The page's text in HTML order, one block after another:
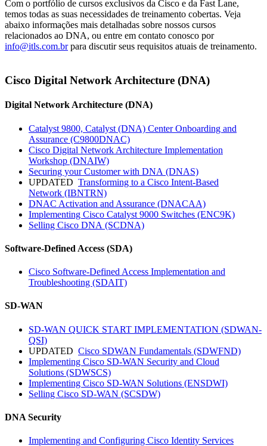
Com o portfólio de cursos exclusivos da Cisco e da Fast Lane,
temos todas as suas necessidades de treinamento cobertas. Veja
abaixo informações mais detalhadas sobre nossos cursos
relacionados ao DNA, ou entre em contato conosco por
info@itls.com.brpara discutir seus requisitos atuais de treinamento.
Cisco Digital Network Architecture (DNA)
Digital Network Architecture (DNA)
Catalyst 9800, Catalyst (DNA) Center Onboarding and
Assurance (C9800DNAC)
Cisco Digital Network Architecture Implementation
Workshop (DNAIW)
Securing your Customer with DNA (DNAS)
UPDATED Transforming to a Cisco Intent-Based
Network (IBNTRN)
DNAC Activation and Assurance (DNACAA)
Implementing Cisco Catalyst 9000 Switches (ENC9K)
Selling Cisco DNA (SCDNA)
Software-Defined Access (SDA)
Cisco Software-Defined Access Implementation and
Troubleshooting (SDAIT)
SD-WAN
SD-WAN QUICK START IMPLEMENTATION (SDWAN-
QSI)
UPDATED Cisco SDWAN Fundamentals (SDWFND)
Implementing Cisco SD-WAN Security and Cloud
Solutions (SDWSCS)
Implementing Cisco SD-WAN Solutions (ENSDWI)
Selling Cisco SD-WAN (SCSDW)
DNA Security
Implementing and Configuring Cisco Identity Services